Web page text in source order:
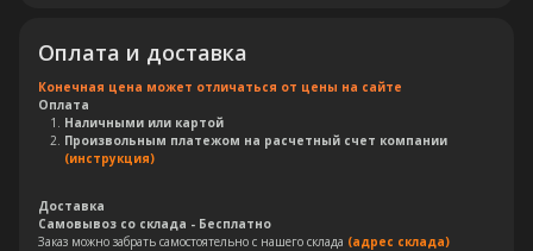
Оплата и доставка
Конечная цена может отличаться от цены на сайте
Оплата
Наличными или картой
Произвольным платежом на расчетный счет компании
(инструкция)
Доставка
Самовывоз со склада - Бесплатно
Заказ можно забрать самостоятельно с нашего склада (адрес склада)